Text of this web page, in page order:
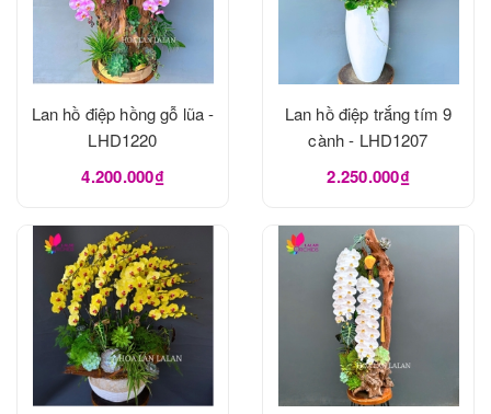
Lan hồ điệp hồng gỗ lũa -
LHD1220
4.200.000₫
Lan hồ điệp trắng tím 9
cành - LHD1207
2.250.000₫